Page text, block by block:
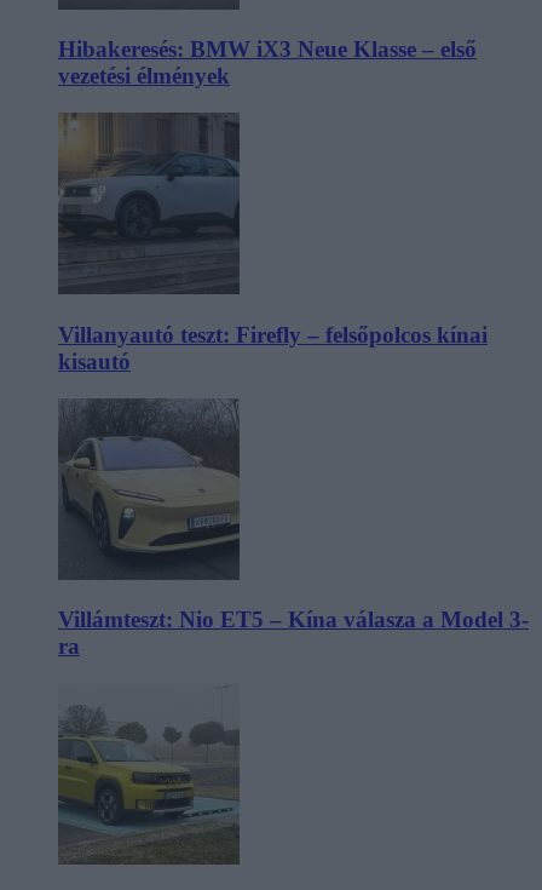
Hibakeresés: BMW iX3 Neue Klasse – első
vezetési élmények
Villanyautó teszt: Firefly – felsőpolcos kínai
kisautó
Villámteszt: Nio ET5 – Kína válasza a Model 3-
ra